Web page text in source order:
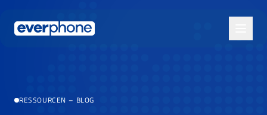
RESSOURCEN – BLOG